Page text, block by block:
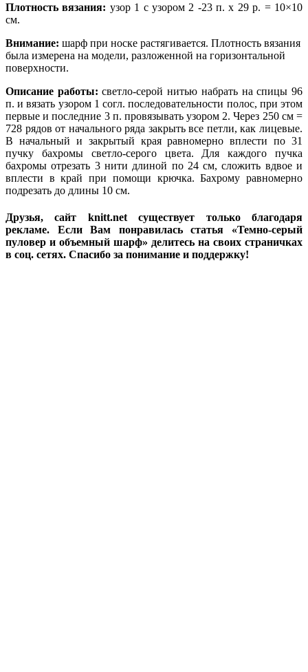
Плотность вязания: узор 1 с узором 2 -23 п. х 29 р. = 10×10
см.
Внимание: шарф при носке растягивается. Плотность вязания
была измерена на модели, разложенной на горизонтальной
поверхности.
Описание работы: светло-серой нитью набрать на спицы 96
п. и вязать узором 1 согл. последовательности полос, при этом
первые и последние 3 п. провязывать узором 2. Через 250 см =
728 рядов от начального ряда закрыть все петли, как лицевые.
В начальный и закрытый края равномерно вплести по 31
пучку бахромы светло-серого цвета. Для каждого пучка
бахромы отрезать 3 нити длиной по 24 см, сложить вдвое и
вплести в край при помощи крючка. Бахрому равномерно
подрезать до длины 10 см.
Друзья, сайт knitt.net существует только благодаря
рекламе. Если Вам понравилась статья «Темно-серый
пуловер и объемный шарф» делитесь на своих страничках
в соц. сетях. Спасибо за понимание и поддержку!